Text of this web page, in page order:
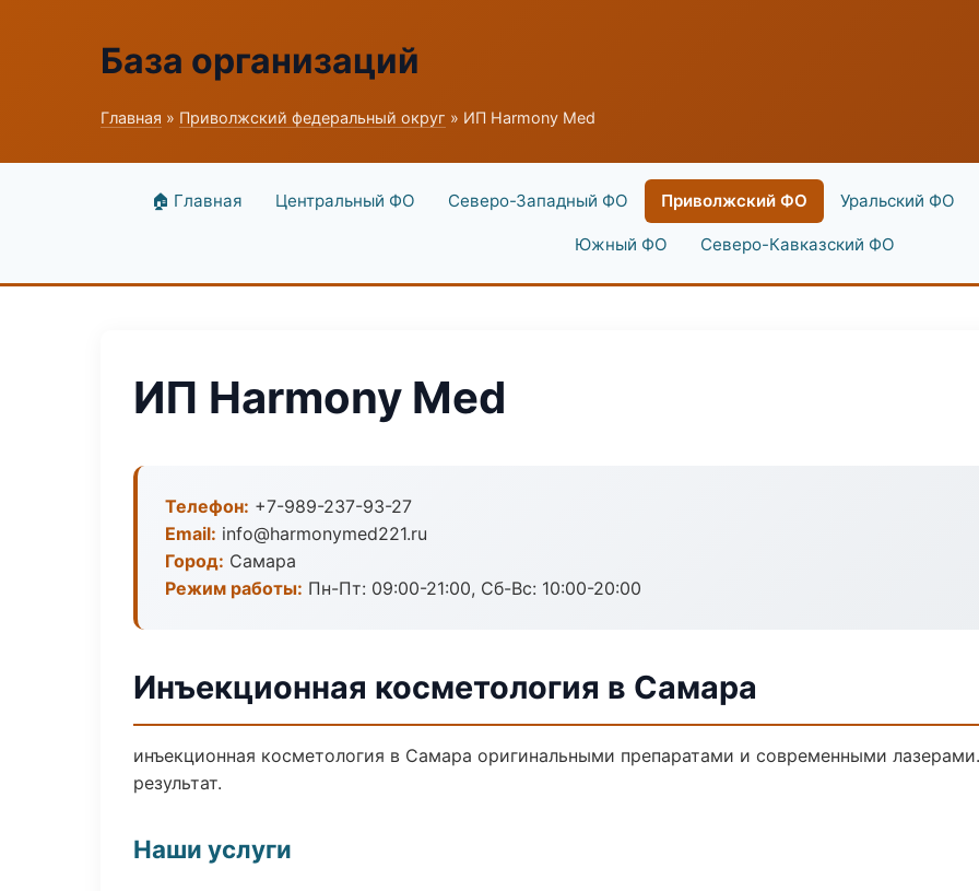
База организаций
Главная » Приволжский федеральный округ » ИП Harmony Med
🏠 Главная Центральный ФО Северо-Западный ФО Приволжский ФО Уральский ФО
Южный ФО Северо-Кавказский ФО
ИП Harmony Med
Телефон: +7-989-237-93-27
Email: info@harmonymed221.ru
Город: Самара
Режим работы: Пн-Пт: 09:00-21:00, Сб-Вс: 10:00-20:00
Инъекционная косметология в Самара
инъекционная косметология в Самара оригинальными препаратами и современными
результат.
Наши услуги